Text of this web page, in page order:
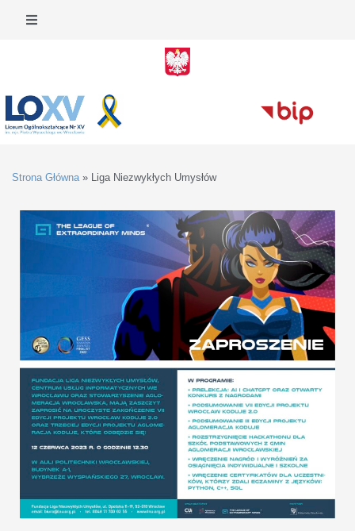
Strona Główna » Liga Niezwykłych Umysłów